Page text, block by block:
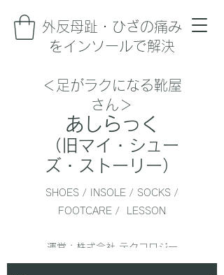
​外反母趾・ひざの痛み
をインソールで解決
＜足がラクになる靴屋
さん＞
あしらっく
（旧マイ・シュー
ズ・ストーリー）
SHOES / INSOLE / SOCKS /
FOOTCARE / LESSON
運営：株式会社 テクコロジー
監修：一般社団法人 日本靴育